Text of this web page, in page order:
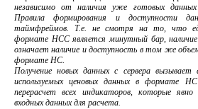
независимо от наличия уже готовых
Правила формирования и доступности
таймфреймов. Т.е. не смотря на то, что
формате HCC является минутный бар,
означает наличие и доступность в том же
формате HC.
Получение новых данных с сервера вызывает
используемых ценовых данных в формате
перерасчет всех индикаторов, которые
входных данных для расчета.